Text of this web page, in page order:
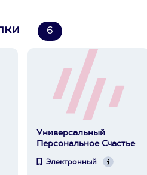
6
Универсальный
Персональное Счастье
Электронный